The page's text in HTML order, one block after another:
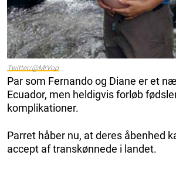
Twitter/@MrVop
Par som Fernando og Diane er et
Ecuador, men heldigvis forløb
komplikationer.
Parret håber nu, at deres åbenhed
accept af transkønnede i landet.